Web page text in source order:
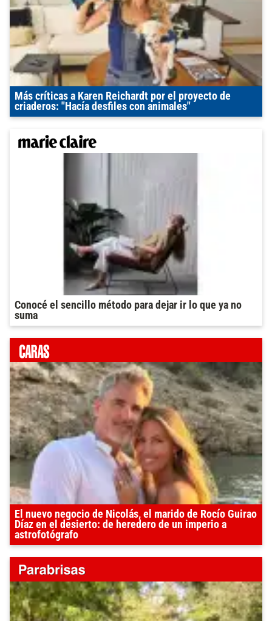
Más críticas a Karen Reichardt por el proyecto de
criaderos: "Hacía desfiles con animales"
Conocé el sencillo método para dejar ir lo que ya no
suma
El nuevo negocio de Nicolás, el marido de Rocío Guirao
Díaz en el desierto: de heredero de un imperio a
astrofotógrafo